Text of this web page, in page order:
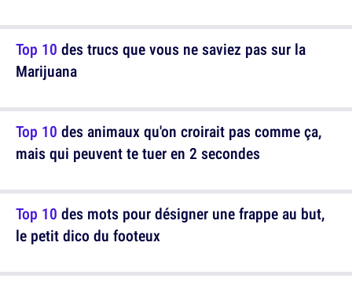
Top 10 des trucs que vous ne saviez pas sur la
Marijuana
Top 10 des mots pour désigner une frappe au but,
le petit dico du footeux
Top 10 des animaux qu'on croirait pas comme ça,
mais qui peuvent te tuer en 2 secondes